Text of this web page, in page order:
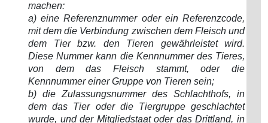
machen:
a) eine Referenznummer oder ein Referenzcode,
mit dem die Verbindung zwischen dem Fleisch und
dem Tier bzw. den Tieren gewährleistet wird.
Diese Nummer kann die Kennnummer des Tieres,
von dem das Fleisch stammt, oder die
Kennnummer einer Gruppe von Tieren sein;
b) die Zulassungsnummer des Schlachthofs, in
dem das Tier oder die Tiergruppe geschlachtet
wurde, und der Mitgliedstaat oder das Drittland, in